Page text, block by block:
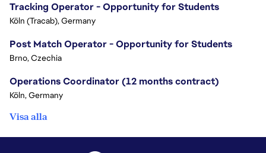
Tracking Operator - Opportunity for Students
Köln (Tracab), Germany
Post Match Operator - Opportunity for Students
Brno, Czechia
Operations Coordinator (12 months contract)
Köln, Germany
Visa alla